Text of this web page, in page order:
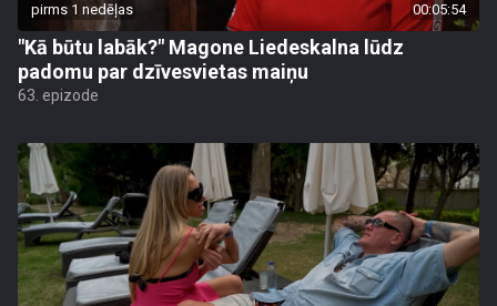
pirms 1 nedēļas 00:05:54
"Kā būtu labāk?" Magone Liedeskalna lūdz
padomu par dzīvesvietas maiņu
63. epizode